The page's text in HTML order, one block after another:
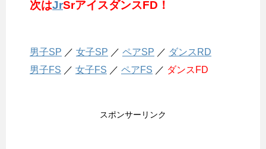
次はJrSrアイスダンスFD！
男子SP ／ 女子SP ／ ペアSP ／ ダンスRD
男子FS ／ 女子FS ／ ペアFS ／ ダンスFD
スポンサーリンク